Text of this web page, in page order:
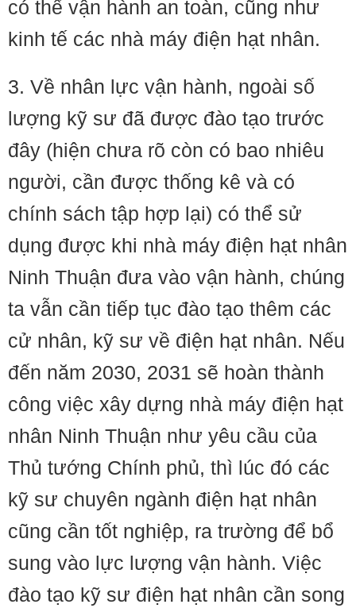
có thể vận hành an toàn, cũng như
kinh tế các nhà máy điện hạt nhân.
3. Về nhân lực vận hành, ngoài số
lượng kỹ sư đã được đào tạo trước
đây (hiện chưa rõ còn có bao nhiêu
người, cần được thống kê và có
chính sách tập hợp lại) có thể sử
dụng được khi nhà máy điện hạt nhân
Ninh Thuận đưa vào vận hành, chúng
ta vẫn cần tiếp tục đào tạo thêm các
cử nhân, kỹ sư về điện hạt nhân. Nếu
đến năm 2030, 2031 sẽ hoàn thành
công việc xây dựng nhà máy điện hạt
nhân Ninh Thuận như yêu cầu của
Thủ tướng Chính phủ, thì lúc đó các
kỹ sư chuyên ngành điện hạt nhân
cũng cần tốt nghiệp, ra trường để bổ
sung vào lực lượng vận hành. Việc
đào tạo kỹ sư điện hạt nhân cần song